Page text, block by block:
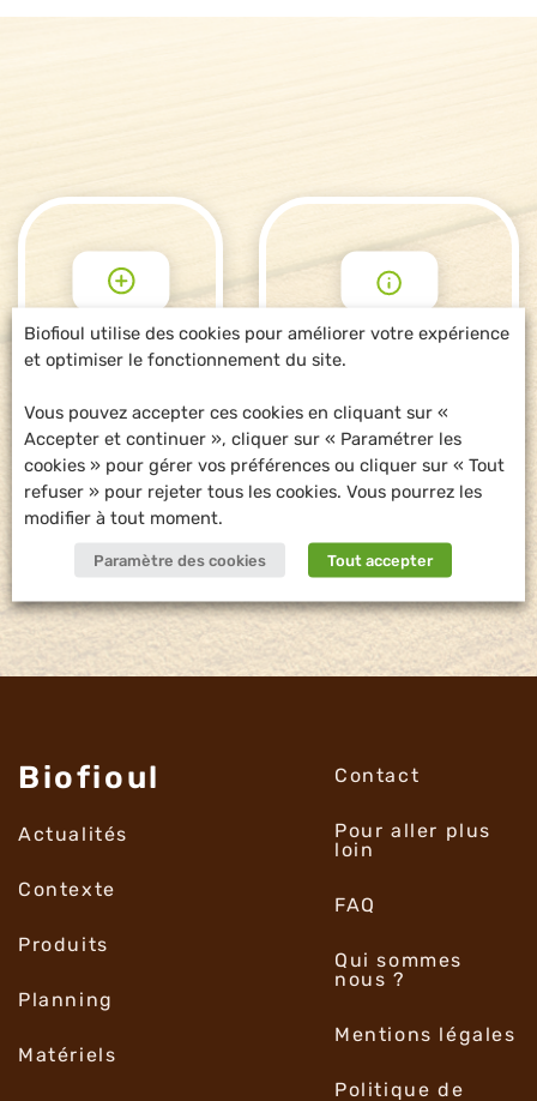
POUR ALLER
PLUS LOIN
DEMANDE
D'INFORMATIONS
Biofioul
Actualités
Contexte
Produits
Planning
Matériels
Contact
Pour aller plus
loin
FAQ
Qui sommes
nous ?
Mentions légales
Politique de
Biofioul utilise des cookies pour améliorer votre expérience
et optimiser le fonctionnement du site.
Vous pouvez accepter ces cookies en cliquant sur «
Accepter et continuer », cliquer sur « Paramétrer les
cookies » pour gérer vos préférences ou cliquer sur « Tout
refuser » pour rejeter tous les cookies. Vous pourrez les
modifier à tout moment.
Paramètre des cookies Tout accepter